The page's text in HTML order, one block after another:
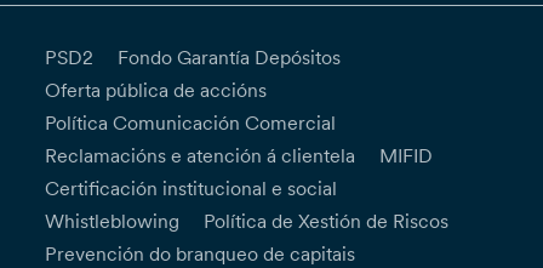
PSD2
Fondo Garantía Depósitos
Oferta pública de accións
Política Comunicación Comercial
Reclamacións e atención á clientela
MIFID
Certificación institucional e social
Whistleblowing
Política de Xestión de Riscos
Prevención do branqueo de capitais